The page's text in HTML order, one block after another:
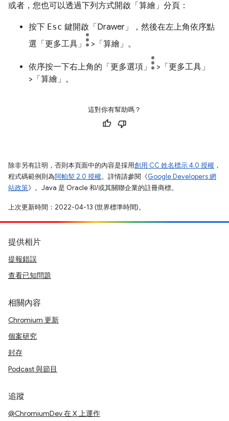
或者，您也可以透過下列方式開啟「算繪」 分頁：
按下 Esc 鍵開啟「Drawer」，然後在左上角依序點
選「更多工具」
>「算繪」 。
依序按一下右上角的「更多選項」
>「更多工具」
>「算繪」 。
這對你有幫助嗎？
除非另有註明，否則本頁面中的內容是採用創用 CC 姓名標示 4.0 授權 ，
程式碼範例則為阿帕契 2.0 授權。詳情請參閱《Google Developers 網
站政策》。Java 是 Oracle 和/或其關聯企業的註冊商標。
上次更新時間：2022-04-13 (世界標準時間)。
提供相片
提報錯誤
查看已知問題
相關內容
Chromium 更新
個案研究
封存
Podcast 與節目
追蹤
@ChromiumDev 在 X 上運作